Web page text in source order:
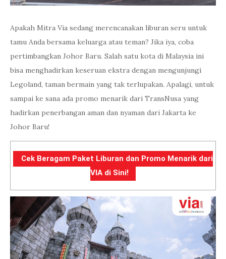
Apakah Mitra Via sedang merencanakan liburan seru untuk
tamu Anda bersama keluarga atau teman? Jika iya, coba
pertimbangkan Johor Baru. Salah satu kota di Malaysia ini
bisa menghadirkan keseruan ekstra dengan mengunjungi
Legoland, taman bermain yang tak terlupakan. Apalagi, untuk
sampai ke sana ada promo menarik dari TransNusa yang
hadirkan penerbangan aman dan nyaman dari Jakarta ke
Johor Baru!
Cek Beragam Paket Liburan dan Promo Menarik dari
VIA di Sini!